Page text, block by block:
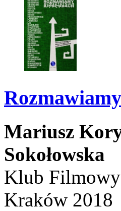
Mariusz
Sokołowska
Klub Filmowy
Kraków 2018